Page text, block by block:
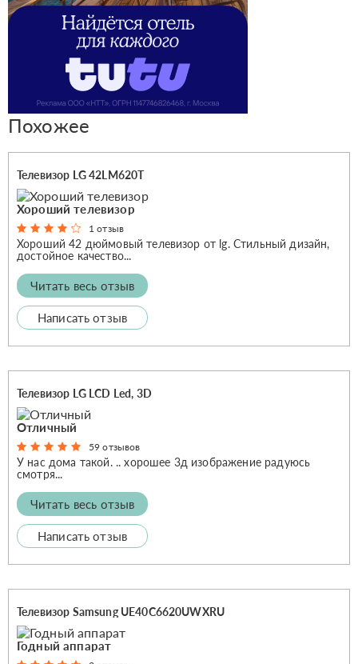
Похожее
Телевизор LG 42LM620T
Хороший телевизор
1 отзыв
Хороший 42 дюймовый телевизор от lg. Стильный дизайн,
достойное качество...
Читать весь отзыв
Написать отзыв
Телевизор LG LCD Led, 3D
Отличный
59 отзывов
У нас дома такой. .. хорошее 3д изображение радуюсь
смотря...
Читать весь отзыв
Написать отзыв
Телевизор Samsung UE40C6620UWXRU
Годный аппарат